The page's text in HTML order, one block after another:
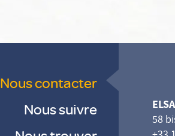
Nous contacter
Nous suivre
58